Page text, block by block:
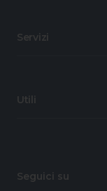
Servizi
Utili
Seguici su